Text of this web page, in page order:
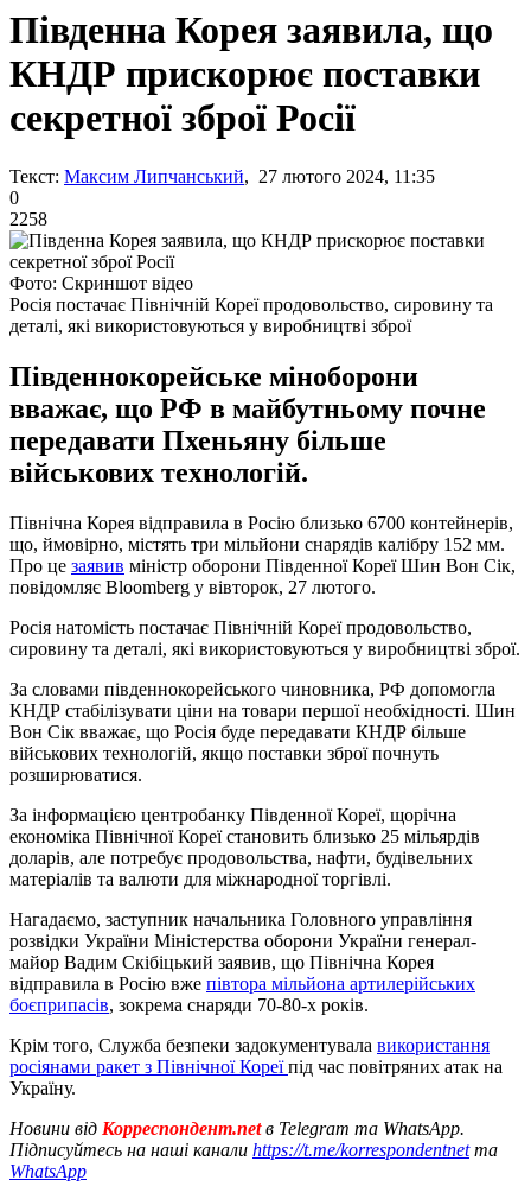
Південна Корея заявила, що
КНДР прискорює поставки
секретної зброї Росії
Текст: Максим Липчанський, 27 лютого 2024, 11:35
0
2258
Фото: Скриншот відео
Росія постачає Північній Кореї продовольство, сировину та
деталі, які використовуються у виробництві зброї
Південнокорейське міноборони
вважає, що РФ в майбутньому почне
передавати Пхеньяну більше
військових технологій.
Північна Корея відправила в Росію близько 6700 контейнерів,
що, ймовірно, містять три мільйони снарядів калібру 152 мм.
Про це заявив міністр оборони Південної Кореї Шин Вон Сік,
повідомляє Bloomberg у вівторок, 27 лютого.
Росія натомість постачає Північній Кореї продовольство,
сировину та деталі, які використовуються у виробництві зброї.
За словами південнокорейського чиновника, РФ допомогла
КНДР стабілізувати ціни на товари першої необхідності. Шин
Вон Сік вважає, що Росія буде передавати КНДР більше
військових технологій, якщо поставки зброї почнуть
розширюватися.
За інформацією центробанку Південної Кореї, щорічна
економіка Північної Кореї становить близько 25 мільярдів
доларів, але потребує продовольства, нафти, будівельних
матеріалів та валюти для міжнародної торгівлі.
Нагадаємо, заступник начальника Головного управління
розвідки України Міністерства оборони України генерал-
майор Вадим Скібіцький заявив, що Північна Корея
відправила в Росію вже півтора мільйона артилерійських
боєприпасів, зокрема снаряди 70-80-х років.
Крім того, Служба безпеки задокументувала використання
росіянами ракет з Північної Кореїпід час повітряних атак на
Україну.
Новини від Корреспондент.netв Telegram та WhatsApp.
Підписуйтесь на наші канали https://t.me/korrespondentnetта
WhatsApp